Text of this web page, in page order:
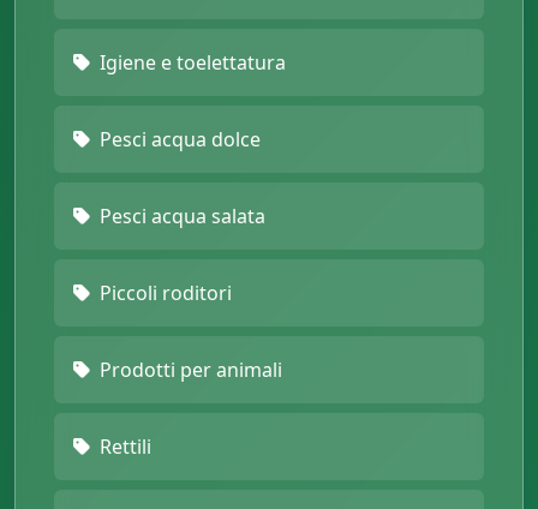
Igiene e toelettatura
Pesci acqua dolce
Pesci acqua salata
Piccoli roditori
Prodotti per animali
Rettili